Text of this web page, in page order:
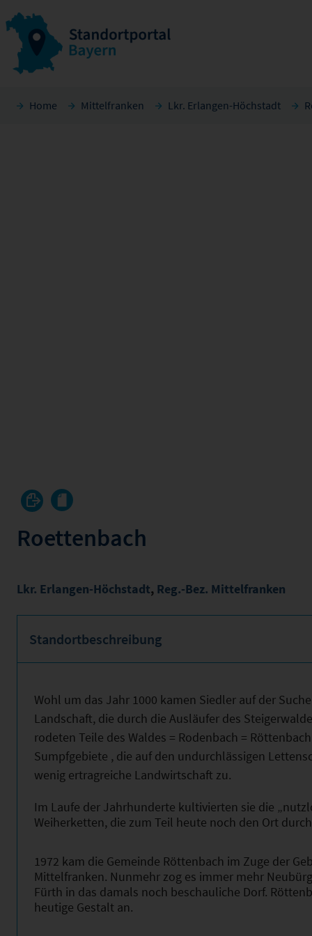
Home Mittelfranken Lkr. Erlangen-Höchstadt
Roettenbach
Lkr. Erlangen-Höchstadt, Reg.-Bez. Mittelfranken
Standortbeschreibung
Wohl um das Jahr 1000 kamen Siedler auf der
Landschaft, die durch die Ausläufer des
rodeten Teile des Waldes = Rodenbach =
Sumpfgebiete , die auf den undurchlässigen
wenig ertragreiche Landwirtschaft zu.
Im Laufe der Jahrhunderte kultivierten sie die
Weiherketten, die zum Teil heute noch den Ort
1972 kam die Gemeinde Röttenbach im Zuge der
Mittelfranken. Nunmehr zog es immer mehr
Fürth in das damals noch beschauliche Dorf.
heutige Gestalt an.